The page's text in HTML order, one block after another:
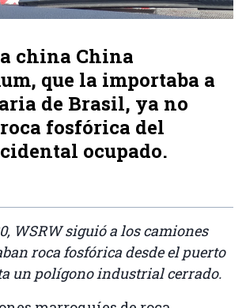
china China
que la importaba a
de Brasil, ya no
fosfórica del
ocupado.
WSRW siguió a los camiones
roca fosfórica desde el puerto
un polígono industrial cerrado.